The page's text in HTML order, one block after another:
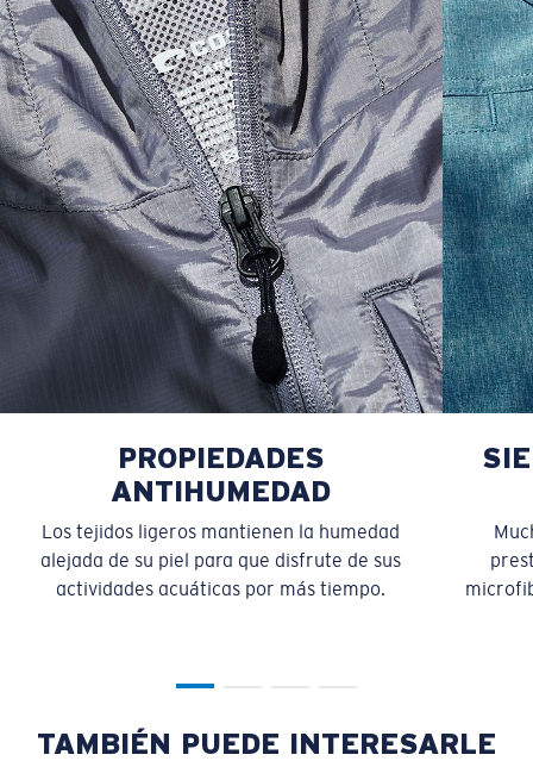
XL 25” 30” 9 ¼”
XXL 27” 31” 9 ¾”
PROPIEDADES
ANTIHUMEDAD
Los tejidos ligeros mantienen la humedad
alejada de su piel para que disfrute de sus
actividades acuáticas por más tiempo.
TAMBIÉN PUEDE INTERESARLE